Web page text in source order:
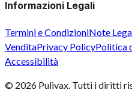
Informazioni Legali
Termini e CondizioniNote
VenditaPrivacy PolicyPolitica
Accessibilità
© 2026 Pulivax. Tutti i diritti